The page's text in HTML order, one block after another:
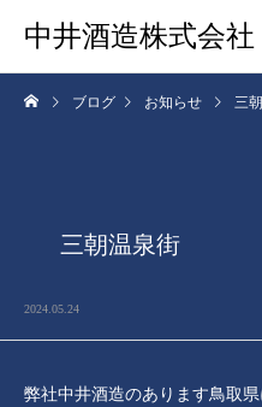
中井酒造株式会社
ブログ お知らせ 三
三朝温泉街
2024.05.24
弊社中井酒造のあります鳥取